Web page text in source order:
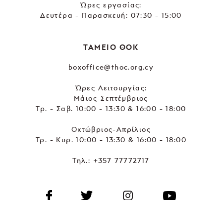
Ώρες εργασίας:
Δευτέρα - Παρασκευή: 07:30 - 15:00
ΤΑΜΕΙΟ ΘΟΚ
boxoffice@thoc.org.cy
Ώρες Λειτουργίας:
Μάιος-Σεπτέμβριος
Τρ. - Σαβ. 10:00 - 13:30 & 16:00 - 18:00
Οκτώβριος-Απρίλιος
Τρ. - Κυρ. 10:00 - 13:30 & 16:00 - 18:00
Τηλ.: +357 77772717